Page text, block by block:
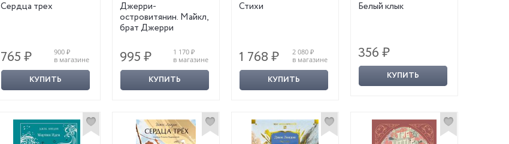
Сердца трех
765 ₽
900 ₽
в магазине
КУПИТЬ
Джерри-
островитянин. Майкл,
брат Джерри
995 ₽
1 170 ₽
в магазине
КУПИТЬ
Стихи
1 768 ₽
2 080 ₽
в магазине
КУПИТЬ
Белый клык
356 ₽
КУПИТЬ